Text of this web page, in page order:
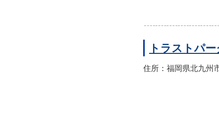
トラストパ
住所：福岡県北九州